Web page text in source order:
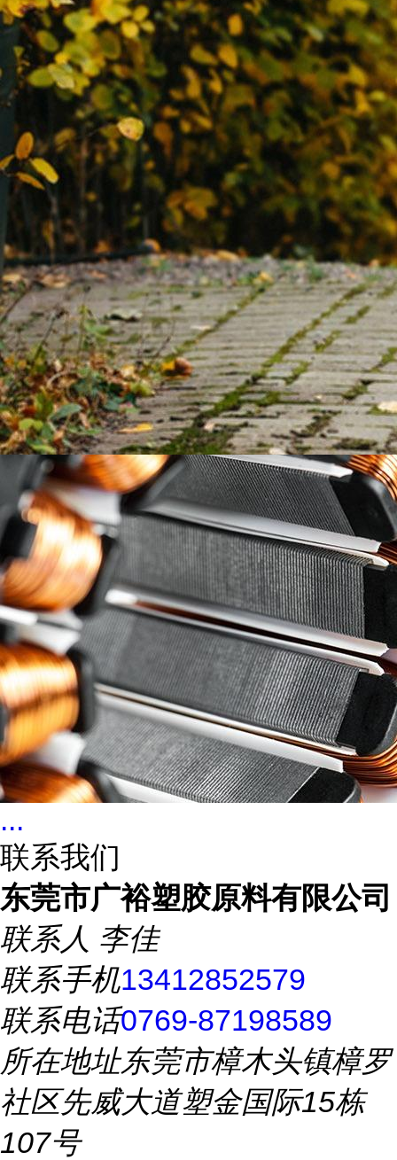
...
联系我们
东莞市广裕塑胶原料有限公司
联系人 李佳
联系手机13412852579
联系电话0769-87198589
所在地址东莞市樟木头镇樟罗
社区先威大道塑金国际15栋
107号